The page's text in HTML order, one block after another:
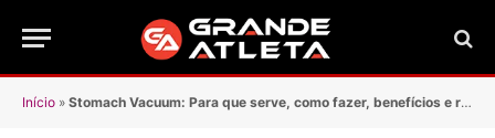
Início » Stomach Vacuum: Para que serve, como fazer, benefícios e resultados